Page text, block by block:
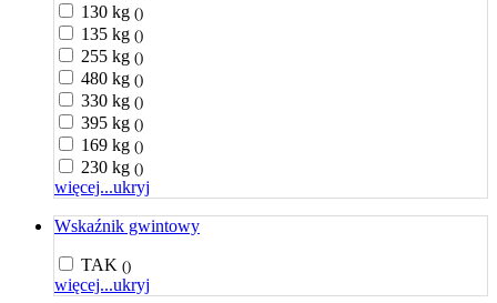
130 kg ()
135 kg ()
255 kg ()
480 kg ()
330 kg ()
395 kg ()
169 kg ()
230 kg ()
więcej...ukryj
Wskaźnik gwintowy
TAK ()
więcej...ukryj